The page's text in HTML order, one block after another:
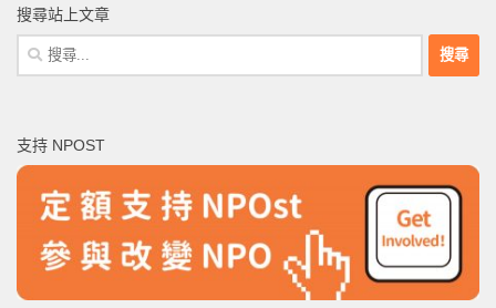
搜尋站上文章
搜
尋
字:
支持 NPOST